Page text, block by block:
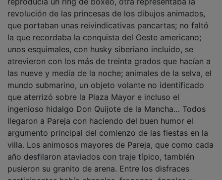
revolución de las princesas de los dibujos animados,
que portaban unas reivindicativas pancartas; no faltó
la que recordaba la conquista del Oeste americano;
unos esquimales, con husky siberiano incluido, se
atrevieron con los más de treinta grados que hacían a
las nueve y media de la noche; animales de la selva, el
mundo submarino, un objeto volante no identificado
que aterrizó sobre la Plaza Mayor e incluso el
ingenioso hidalgo Don Quijote de la Mancha… Todos
llegaron a Pareja con haciendo del buen humor el
argumento principal del comienzo de las fiestas en la
villa. Los animosos mayores de Pareja, que como cada
año desfilaron ataviados con traje típico, también
pusieron su granito de arena. Entre los disfraces
participantes había chanclas, fregonas, ángeles y